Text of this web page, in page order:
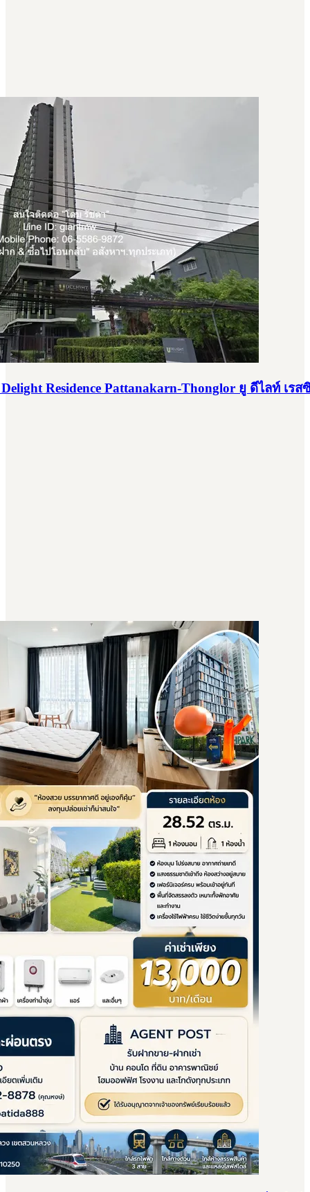
Residence Pattanakarn-Thonglor ยู ดีไลท์ เ